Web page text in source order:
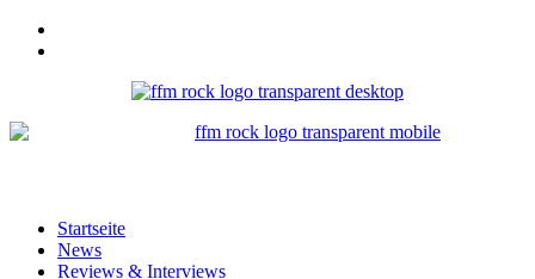
Startseite
News
Reviews & Interviews